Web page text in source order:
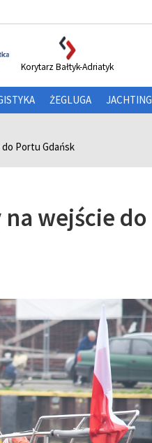
Korytarz Bałtyk-Adriatyk
ŻEGLUGA JACHTING
Portu Gdańsk
wejście do